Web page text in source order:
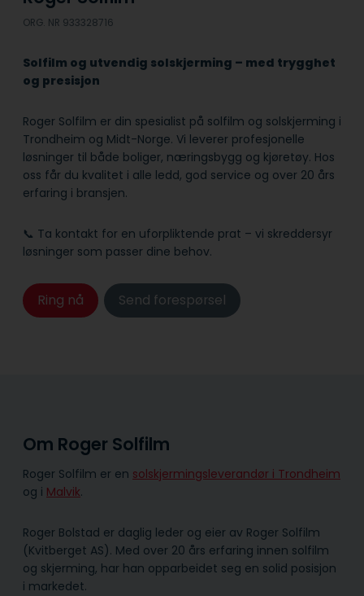
ORG. NR 933328716
Solfilm og utvendig solskjerming – med trygghet
og presisjon
Roger Solfilm er din spesialist på solfilm og solskjerming i
Trondheim og Midt-Norge. Vi leverer profesjonelle
løsninger til både boliger, næringsbygg og kjøretøy. Hos
oss får du kvalitet i alle ledd, god service og over 20 års
erfaring i bransjen.
📞 Ta kontakt for en uforpliktende prat – vi skreddersyr
løsninger som passer dine behov.
Ring nå Send forespørsel
Om Roger Solfilm
Roger Solfilm er en solskjermingsleverandør i Trondheim
og i Malvik.
Roger Bolstad er daglig leder og eier av Roger Solfilm
(Kvitberget AS). Med over 20 års erfaring innen solfilm
og skjerming, har han opparbeidet seg en solid posisjon
i markedet.